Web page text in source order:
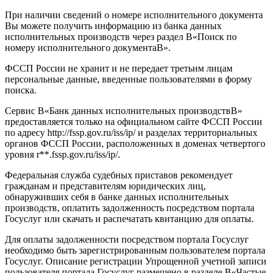
При наличии сведений о номере исполнительного документа
Вы можете получить информацию из банка данных
исполнительных производств через раздел В«Поиск по
номеру исполнительного документаВ».
ФССП России не хранит и не передает третьим лицам
персональные данные, введенные пользователями в форму
поиска.
Сервис В«Банк данных исполнительных производствВ»
предоставляется только на официальном сайте ФССП России
по адресу http://fssp.gov.ru/iss/ip/ и разделах территориальных
органов ФССП России, расположенных в доменах четвертого
уровня r**.fssp.gov.ru/iss/ip/.
Федеральная служба судебных приставов рекомендует
гражданам и представителям юридических лиц,
обнаруживших себя в банке данных исполнительных
производств, оплатить задолженность посредством портала
Госуслуг или скачать и распечатать квитанцию для оплаты.
Для оплаты задолженности посредством портала Госуслуг
необходимо быть зарегистрированным пользователем портала
Госуслуг. Описание регистрации Упрощенной учетной записи